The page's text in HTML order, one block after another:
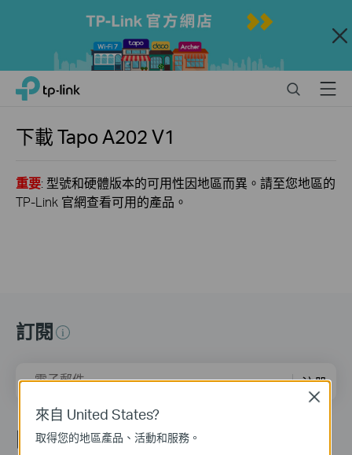
Close
Click
navigation
TP-Link, Reliably Smart SearchMenu
下載Tapo A202V1
重要: 型號和硬體版本的可用性因地區而異。請至您地區的
TP-Link 官網查看可用的產品。
訂閱
電子郵件 注册
關注我們
來自 United States?
取得您的地區產品、活動和服務。
Close